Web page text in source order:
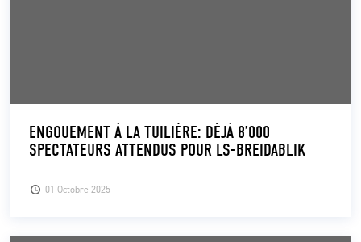
01 Octobre 2025
ENGOUEMENT À LA TUILIÈRE: DÉJÀ 8’000
SPECTATEURS ATTENDUS POUR LS-BREIDABLIK